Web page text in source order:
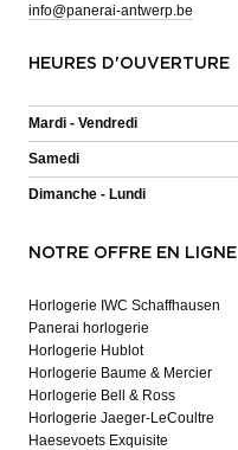
info@panerai-antwerp.be
HEURES D'OUVERTURE
Mardi - Vendredi
Samedi
Dimanche - Lundi
NOTRE OFFRE EN LIGNE
Horlogerie IWC Schaffhausen
Panerai horlogerie
Horlogerie Hublot
Horlogerie Baume & Mercier
Horlogerie Bell & Ross
Horlogerie Jaeger-LeCoultre
Haesevoets Exquisite